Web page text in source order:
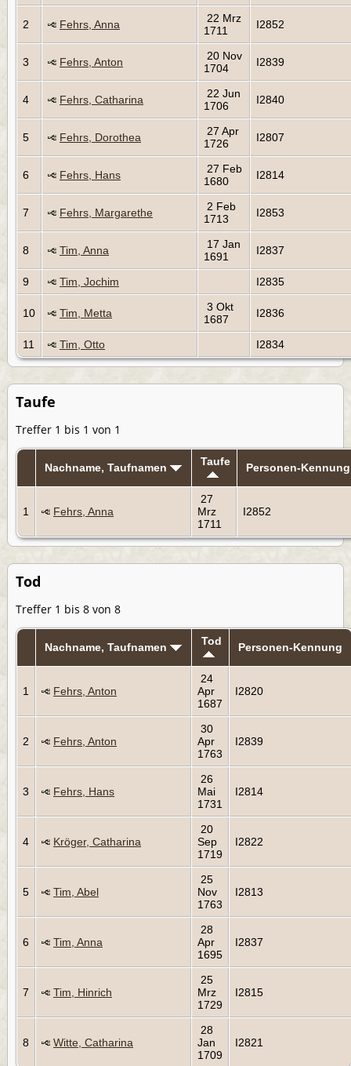
2 Fehrs, Anna
22 Mrz
1711
I2852
3 Fehrs, Anton
20 Nov
1704
I2839
4 Fehrs, Catharina
22 Jun
1706
I2840
5 Fehrs, Dorothea
27 Apr
1726
I2807
6 Fehrs, Hans
27 Feb
1680
I2814
7 Fehrs, Margarethe
2 Feb
1713
I2853
8 Tim, Anna
17 Jan
1691
I2837
9 Tim, Jochim I2835
10 Tim, Metta
3 Okt
1687
I2836
11 Tim, Otto I2834
Taufe
Treffer 1 bis 1 von 1
Nachname, Taufnamen Taufe Personen-Kennung
1 Fehrs, Anna
27
Mrz
1711
I2852
Tod
Treffer 1 bis 8 von 8
Nachname, Taufnamen Tod Personen-Kennung
1 Fehrs, Anton
24
Apr
1687
I2820
2 Fehrs, Anton
30
Apr
1763
I2839
3 Fehrs, Hans
26
Mai
1731
I2814
4 Kröger, Catharina
20
Sep
1719
I2822
5 Tim, Abel
25
Nov
1763
I2813
6 Tim, Anna
28
Apr
1695
I2837
7 Tim, Hinrich
25
Mrz
1729
I2815
8 Witte, Catharina
28
Jan
1709
I2821